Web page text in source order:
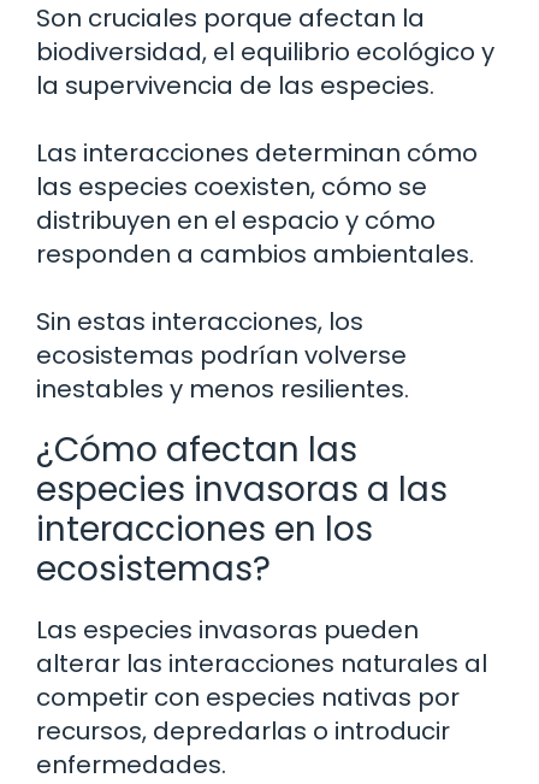
Son cruciales porque afectan la
biodiversidad, el equilibrio ecológico y
la supervivencia de las especies.
Las interacciones determinan cómo
las especies coexisten, cómo se
distribuyen en el espacio y cómo
responden a cambios ambientales.
Sin estas interacciones, los
ecosistemas podrían volverse
inestables y menos resilientes.
¿Cómo afectan las
especies invasoras a las
interacciones en los
ecosistemas?
Las especies invasoras pueden
alterar las interacciones naturales al
competir con especies nativas por
recursos, depredarlas o introducir
enfermedades.